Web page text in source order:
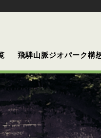
飛騨山脈ジオパーク構